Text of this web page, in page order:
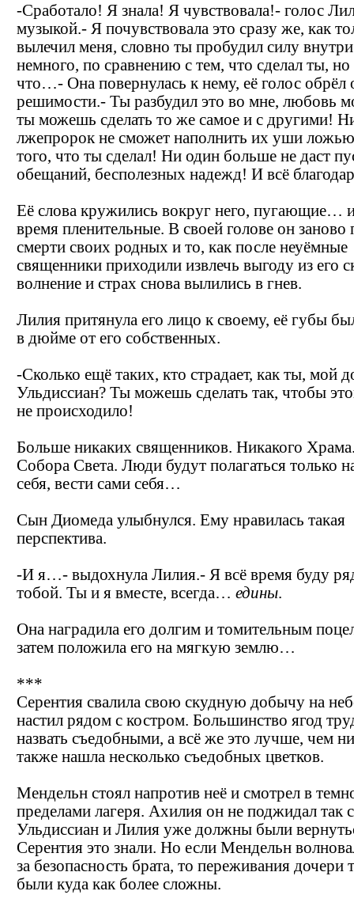
-Сработало! Я знала! Я чувствовала!- голос
музыкой.- Я почувствовала это сразу же, как
вылечил меня, словно ты пробудил силу
немного, по сравнению с тем, что сделал ты, но
что…- Она повернулась к нему, её голос обрёл
решимости.- Ты разбудил это во мне, любовь
ты можешь сделать то же самое и с другими!
лжепророк не сможет наполнить их уши
того, что ты сделал! Ни один больше не даст
обещаний, бесполезных надежд! И всё
Её слова кружились вокруг него, пугающие…
время пленительные. В своей голове он заново
смерти своих родных и то, как после неуёмные
священники приходили извлечь выгоду из его
волнение и страх снова вылились в гнев.
Лилия притянула его лицо к своему, её губы
в дюйме от его собственных.
-Сколько ещё таких, кто страдает, как ты, мой
Ульдиссиан? Ты можешь сделать так, чтобы
не происходило!
Больше никаких священников. Никакого
Собора Света. Люди будут полагаться только
себя, вести сами себя…
Сын Диомеда улыбнулся. Ему нравилась такая
перспектива.
-И я…- выдохнула Лилия.- Я всё время буду
тобой. Ты и я вместе, всегда… едины.
Она наградила его долгим и томительным
затем положила его на мягкую землю…
***
Серентия свалила свою скудную добычу на
настил рядом с костром. Большинство ягод
назвать съедобными, а всё же это лучше, чем
также нашла несколько съедобных цветков.
Мендельн стоял напротив неё и смотрел в
пределами лагеря. Ахилия он не поджидал так
Ульдиссиан и Лилия уже должны были
Серентия это знали. Но если Мендельн
за безопасность брата, то переживания дочери
были куда как более сложны.